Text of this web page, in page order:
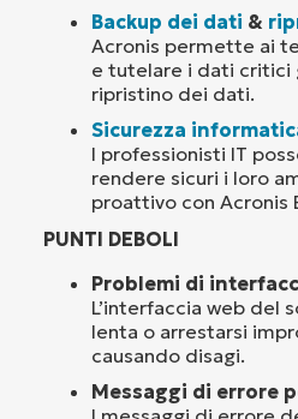
Backup dei dati &
Acronis permette ai
e tutelare i dati critici
ripristino dei dati.
Sicurezza
I professionisti IT
rendere sicuri i loro
proattivo con Acronis
PUNTI DEBOLI
Problemi di
L’interfaccia web del
lenta o arrestarsi
causando disagi.
Messaggi di errore